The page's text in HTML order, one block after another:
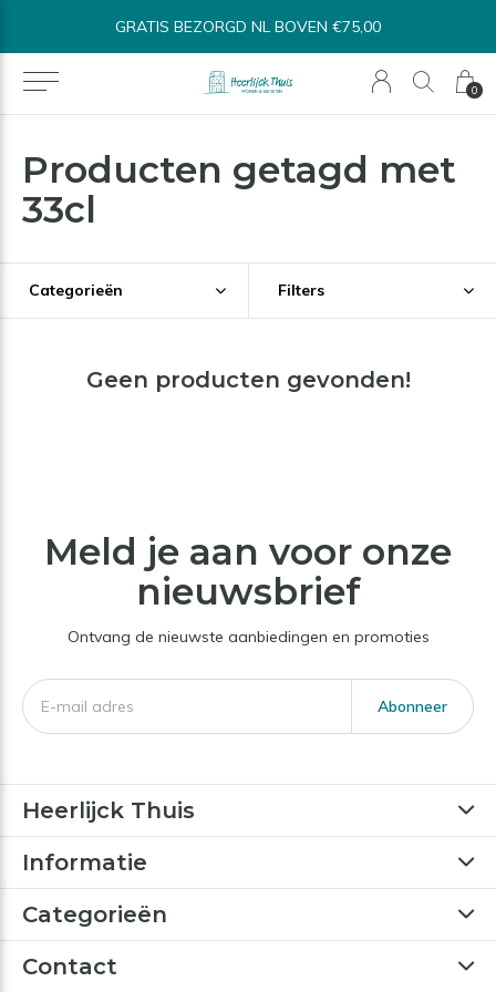
0
GRATIS BEZORGD NL BOVEN €75,00
Producten getagd met
33cl
Categorieën Filters
Geen producten gevonden!
Meld je aan voor onze
nieuwsbrief
Ontvang de nieuwste aanbiedingen en promoties
Abonneer
Heerlijck Thuis
Informatie
Categorieën
Contact